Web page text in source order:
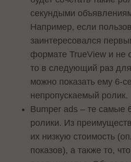
секундыми
Например, если
заинтересовался
формате TrueView и не
то в следующий раз
можно показать ему 6-
непропускаемый ролик.
Bumper ads – те самые
ролики. Из
их низкую стоимость
показов), а также то,